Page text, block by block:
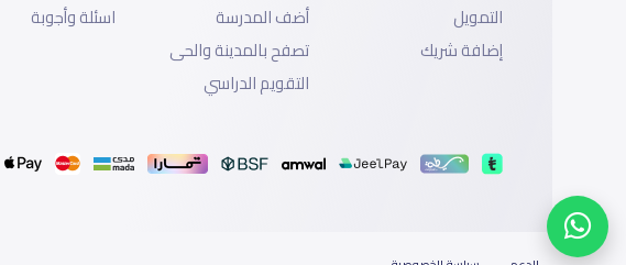
التمويل
إضافة شريك
أضف المدرسة
تصفح بالمدينة والحى
التقويم الدراسي
اسئلة وأجوبة